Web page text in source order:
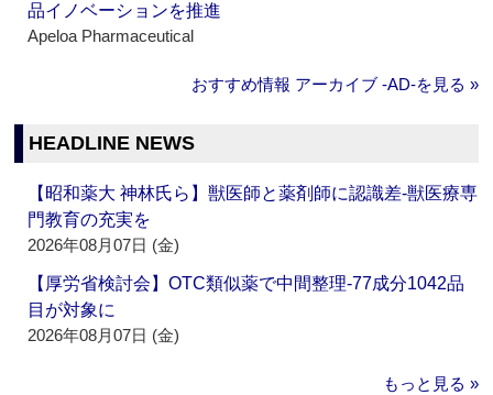
品イノベーションを推進
Apeloa Pharmaceutical
おすすめ情報 アーカイブ ‐AD‐を見る »
HEADLINE NEWS
【昭和薬大 神林氏ら】獣医師と薬剤師に認識差‐獣医療専
門教育の充実を
2026年08月07日 (金)
【厚労省検討会】OTC類似薬で中間整理‐77成分1042品
目が対象に
2026年08月07日 (金)
もっと見る »